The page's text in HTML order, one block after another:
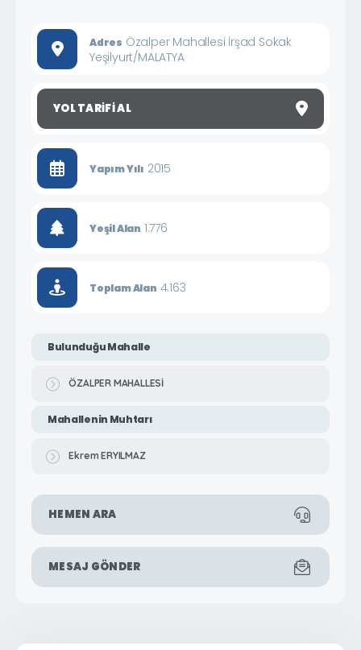
Adres Özalper Mahallesi İrşad Sokak
Yeşilyurt/MALATYA
YOL TARIFI AL
Yapım Yılı 2015
Yeşil Alan 1.776
Toplam Alan 4.163
Bulunduğu Mahalle
ÖZALPER MAHALLESİ
Mahallenin Muhtarı
Ekrem ERYILMAZ
HEMEN ARA
MESAJ GÖNDER